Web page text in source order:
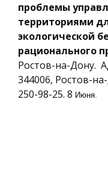
проблемы
территориями
экологической
рационального
Ростов-на-Дону.
344006, Ростов-
250-98-25. 8 Июня.